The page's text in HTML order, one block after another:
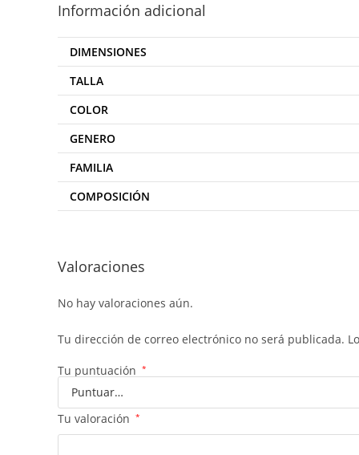
Información adicional
DIMENSIONES
TALLA
COLOR
GENERO
FAMILIA
COMPOSICIÓN
Valoraciones
No hay valoraciones aún.
Tu dirección de correo electrónico no será publicada.
Tu puntuación *
Tu valoración *